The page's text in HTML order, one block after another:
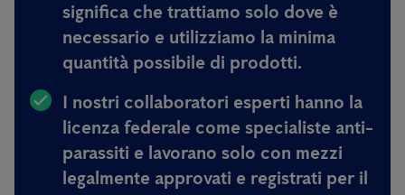
significa che trattiamo solo dove è
necessario e utilizziamo la minima
quantità possibile di prodotti.
I nostri collaboratori esperti hanno la
licenza federale come specialiste anti-
parassiti e lavorano solo con mezzi
legalmente approvati e registrati per il